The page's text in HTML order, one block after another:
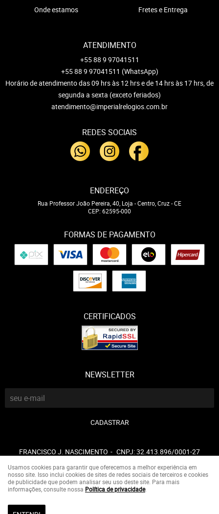
Onde estamos
Fretes e Entrega
ATENDIMENTO
+55 88 9 97041511
+55 88 9 97041511 (WhatsApp)
Horário de atendimento das 09 hrs às 12 hrs e de 14 hrs às 17 hrs, de
segunda a sexta (exceto feriados)
atendimento@imperialrelogios.com.br
REDES SOCIAIS
ENDEREÇO
Rua Professor João Pereira, 40, Loja -Centro, Cruz-CE
CEP: 62595-000
FORMAS DE PAGAMENTO
CERTIFICADOS
NEWSLETTER
CADASTRAR
FRANCISCO J. NASCIMENTO CNPJ: 32.413.896/0001-27
LOJA VIRTUAL CRIADA POR
Usamos cookies para garantir que oferecemos a melhor experiência em
nosso site. Isso inclui cookies de sites de redes sociais de terceiros e cookies
de publicidade que podem analisar seu uso deste site. Para mais
informações, consulte nossa Política de privacidade.